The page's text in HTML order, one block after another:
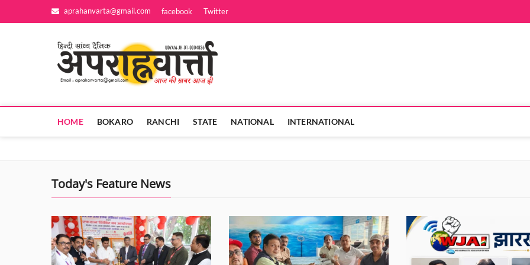
aprahanvarta@gmail.com facebook Twitter
AprahanVarta
आज की ख़बर आज ही
HOME BOKARO RANCHI STATE NATIONAL INTERNATIONAL
Today's Feature News